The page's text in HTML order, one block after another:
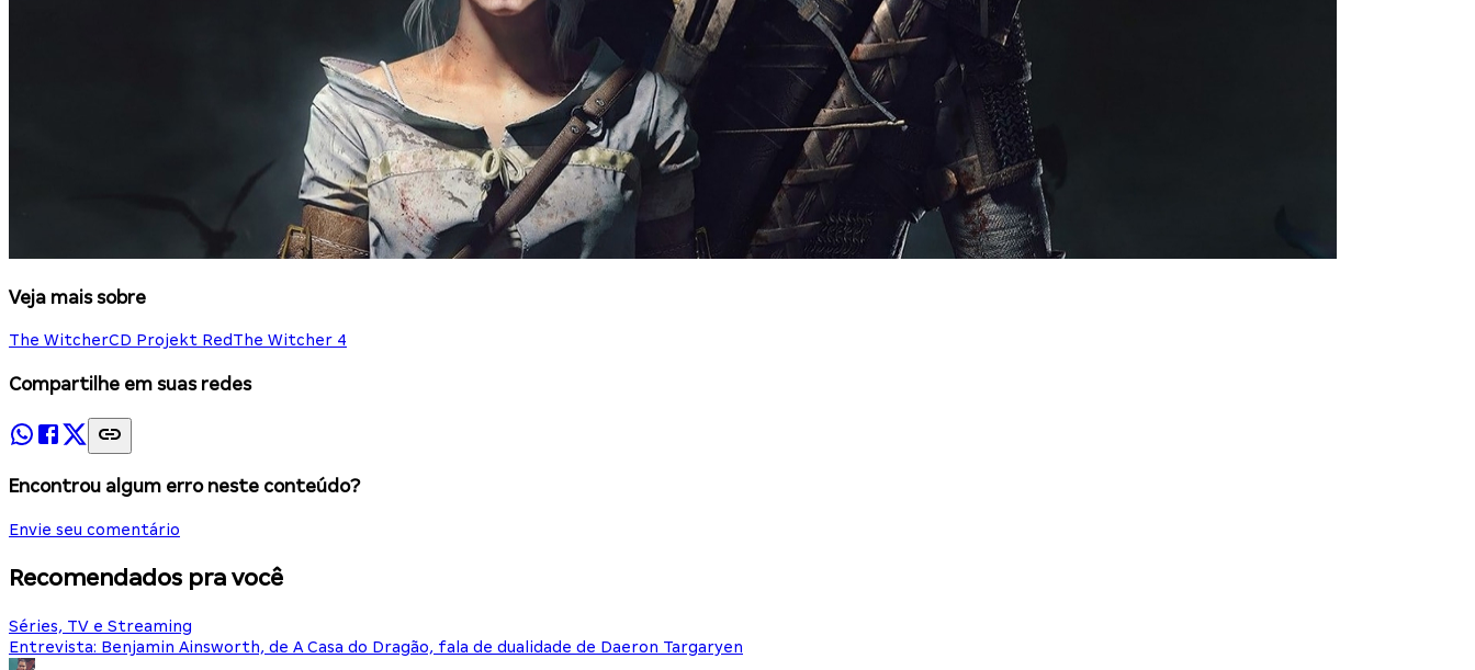
Veja mais sobre
The WitcherCD Projekt RedThe Witcher 4
Compartilhe em suas redes
Encontrou algum erro neste conteúdo?
Envie seu comentário
Recomendados pra você
Séries, TV e Streaming
Entrevista: Benjamin Ainsworth, de A Casa do Dragão, fala de dualidade de Daeron Targaryen